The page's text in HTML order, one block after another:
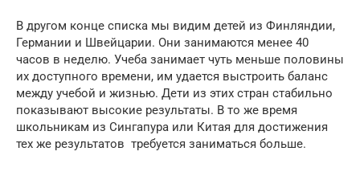
В другом конце списка мы видим детей из Финляндии,
Германии и Швейцарии. Они занимаются менее 40
часов в неделю. Учеба занимает чуть меньше половины
их доступного времени, им удается выстроить баланс
между учебой и жизнью. Дети из этих стран стабильно
показывают высокие результаты. В то же время
школьникам из Сингапура или Китая для достижения
тех же результатов требуется заниматься больше.